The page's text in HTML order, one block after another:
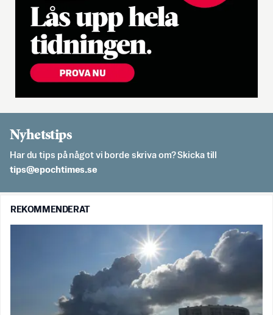
Nyhetstips
Har du tips på något vi borde skriva om? Skicka till
es.semithcope@spit
REKOMMENDERAT